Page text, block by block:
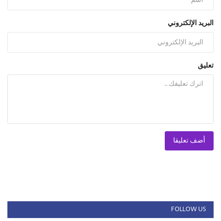
البريد الإلكتروني
تعليق
أضف تعليقا
FOLLOW US